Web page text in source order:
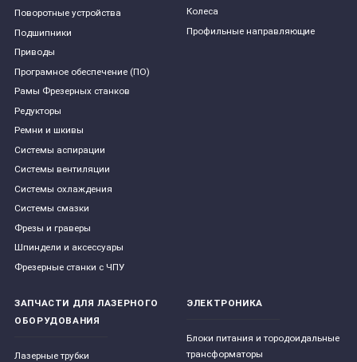
Поворотные устройства
Подшипники
Приводы
Програмное обеспечение (ПО)
Рамы Фрезерных станков
Редукторы
Ремни и шкивы
Системы аспирации
Системы вентиляции
Системы охлаждения
Системы смазки
Фрезы и граверы
Шпиндели и аксессуары
Фрезерные станки с ЧПУ
Колеса
Профильные направляющие
ЗАПЧАСТИ ДЛЯ ЛАЗЕРНОГО
ОБОРУДОВАНИЯ
Лазерные трубки
ЭЛЕКТРОНИКА
Блоки питания и тородоидальные
трансформаторы